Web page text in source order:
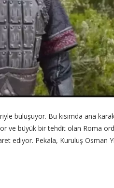
buluşuyor. Bu kısımda ana
ve büyük bir tehdit olan Roma
ediyor. Pekala, Kuruluş Osman